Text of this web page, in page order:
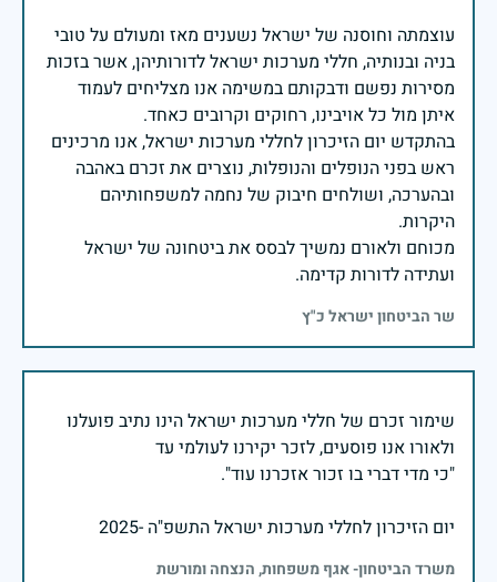
עוצמתה וחוסנה של ישראל נשענים מאז ומעולם על טובי
בניה ובנותיה, חללי מערכות ישראל לדורותיהן, אשר בזכות
מסירות נפשם ודבקותם במשימה אנו מצליחים לעמוד
בהתקדש יום הזיכרון לחללי מערכות ישראל, אנו מרכינים
ראש בפני הנופלים והנופלות, נוצרים את זכרם באהבה
ובהערכה, ושולחים חיבוק של נחמה למשפחותיהם
מכוחם ולאורם נמשיך לבסס את ביטחונה של ישראל
ועתידה לדורות קדימה.
שר הביטחון ישראל כ"ץ
שימור זכרם של חללי מערכות ישראל הינו נתיב פועלנו
יום הזיכרון לחללי מערכות ישראל התשפ"ה -2025
משרד הביטחון- אגף משפחות, הנצחה ומורשת